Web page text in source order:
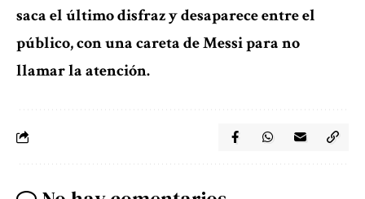
saca el último disfraz y desaparece entre el
público, con una careta de Messi para no
llamar la atención.